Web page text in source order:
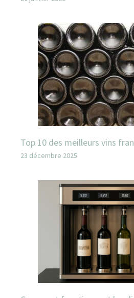
Top 10 des meilleurs vins
23 décembre 2025